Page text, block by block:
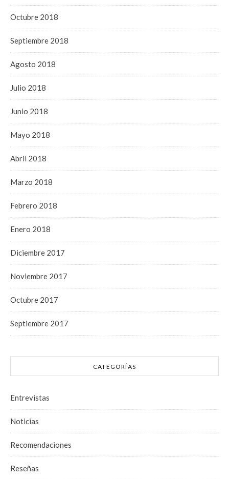
Octubre 2018
Septiembre 2018
Agosto 2018
Julio 2018
Junio 2018
Mayo 2018
Abril 2018
Marzo 2018
Febrero 2018
Enero 2018
Diciembre 2017
Noviembre 2017
Octubre 2017
Septiembre 2017
CATEGORÍAS
Entrevistas
Noticias
Recomendaciones
Reseñas